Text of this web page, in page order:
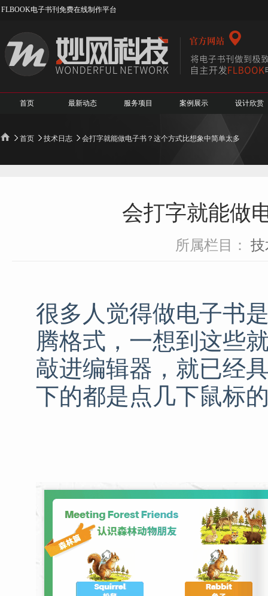
FLBOOK电子书刊免费在线制作平台
首页 最新动态 服务项目 案例展示 设计欣赏
首页 技术日志 会打字就能做电子书？这个方式比想象中简单太多
会打字就能做
所属栏目：
很多人觉得做电子书
腾格式，一想到这些
敲进编辑器，就已经
下的都是点几下鼠标